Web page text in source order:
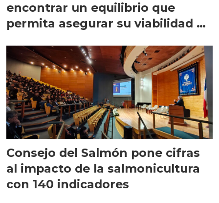
encontrar un equilibrio que
permita asegurar su viabilidad de
Consejo del Salmón pone cifras
al impacto de la salmonicultura
con 140 indicadores